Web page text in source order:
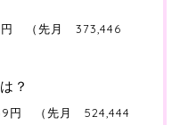
円 （先月 373,446
？
円 （先月 524,444